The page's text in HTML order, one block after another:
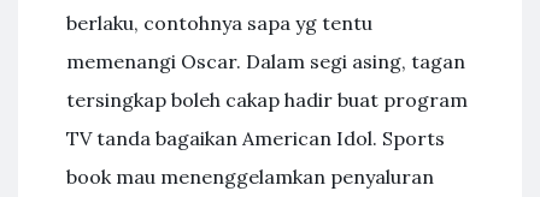
berlaku, contohnya sapa yg tentu
memenangi Oscar. Dalam segi asing, tagan
tersingkap boleh cakap hadir buat program
TV tanda bagaikan American Idol. Sports
book mau menenggelamkan penyaluran